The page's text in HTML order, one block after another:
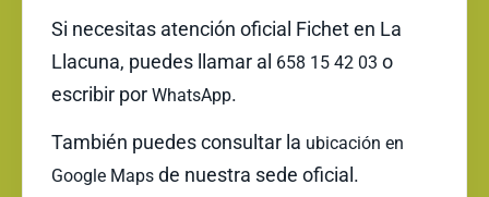
Si necesitas atención oficial Fichet en La
Llacuna, puedes llamar al 658 15 42 03 o
escribir por WhatsApp.
También puedes consultar la ubicación en
Google Maps de nuestra sede oficial.